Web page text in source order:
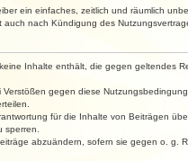
ein einfaches, zeitlich und räumlich
nach Kündigung des
Inhalte enthält, die gegen geltendes
gegen diese
für die Inhalte von Beiträgen
abzuändern, sofern sie gegen o. g.